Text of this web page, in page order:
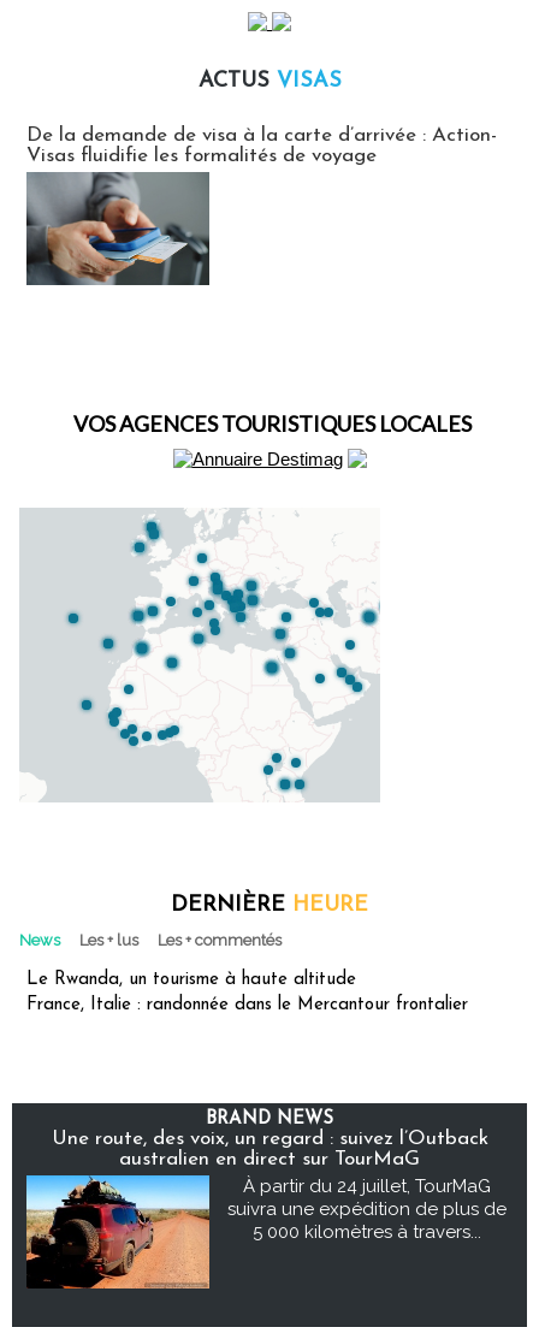
ACTUS VISAS
De la demande de visa à la carte d’arrivée : Action-
Visas fluidifie les formalités de voyage
VOS AGENCES TOURISTIQUES LOCALES
DERNIÈRE HEURE
News Les + lus Les + commentés
Le Rwanda, un tourisme à haute altitude
France, Italie : randonnée dans le Mercantour frontalier
BRAND NEWS
Une route, des voix, un regard : suivez l’Outback
australien en direct sur TourMaG
À partir du 24 juillet, TourMaG
suivra une expédition de plus de
5 000 kilomètres à travers...